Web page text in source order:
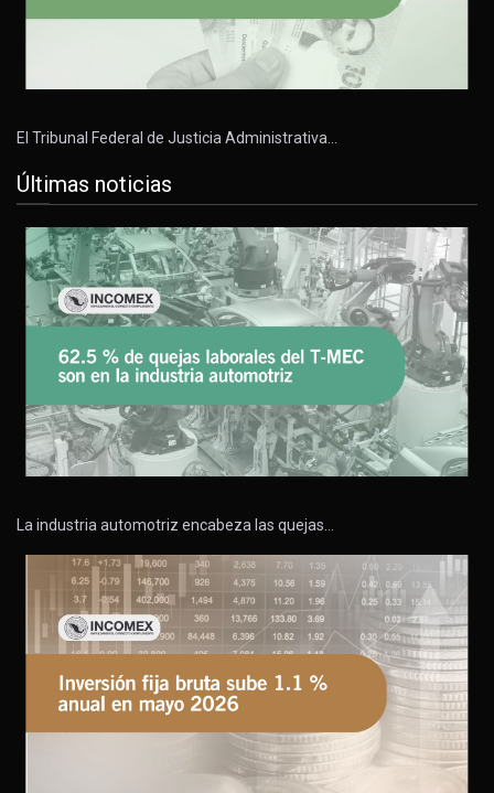
El Tribunal Federal de Justicia Administrativa…
Últimas noticias
La industria automotriz encabeza las quejas…